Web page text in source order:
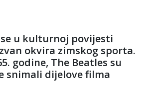
u kulturnoj povijesti
okvira zimskog sporta.
godine, The Beatles su
snimali dijelove filma